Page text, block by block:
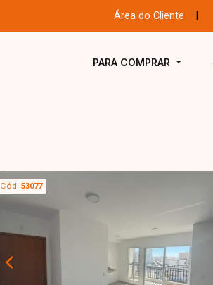
Área do Cliente
PARA COMPRAR
Cód. 53077